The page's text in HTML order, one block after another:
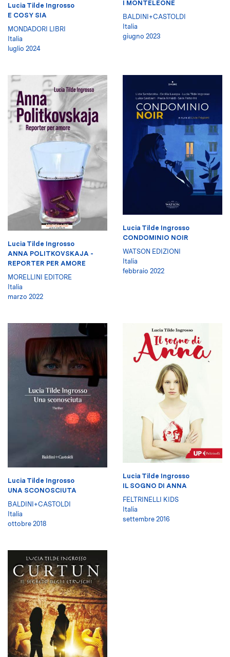
Lucia Tilde Ingrosso
E COSY SIA
MONDADORI LIBRI
Italia
luglio 2024
I MONTELEONE
BALDINI+CASTOLDI
Italia
giugno 2023
Lucia Tilde Ingrosso
ANNA POLITKOVSKAJA -
REPORTER PER AMORE
MORELLINI EDITORE
Italia
marzo 2022
Lucia Tilde Ingrosso
CONDOMINIO NOIR
WATSON EDIZIONI
Italia
febbraio 2022
Lucia Tilde Ingrosso
UNA SCONOSCIUTA
BALDINI+CASTOLDI
Italia
ottobre 2018
Lucia Tilde Ingrosso
IL SOGNO DI ANNA
FELTRINELLI KIDS
Italia
settembre 2016